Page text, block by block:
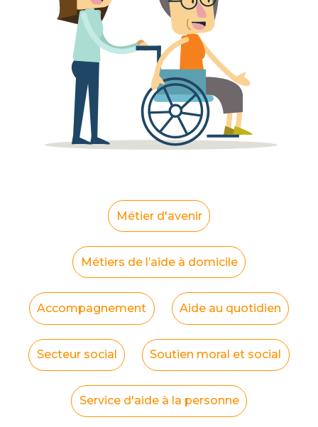
Métier d'avenir
Métiers de l’aide à domicile
Accompagnement Aide au quotidien
Secteur social Soutien moral et social
Service d'aide à la personne